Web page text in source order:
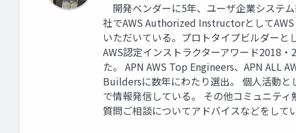
開発ベンダーに5年、ユーザ企業システ
社でAWS Authorized Instructorとして
いただいている。プロトタイプビルダーと
AWS認定インストラクターアワード2018
た。 APN AWS Top Engineers、APN ALL
Buildersに数年にわたり選出。 個人活動
で情報発信している。 その他コミュニテ
質問ご相談についてアドバイスなどをして